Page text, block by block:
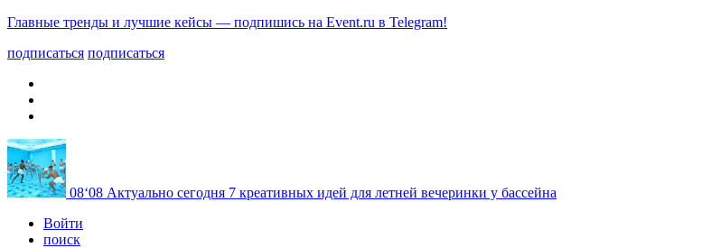
Главные тренды и лучшие кейсы — подпишись на Event.ru в Telegram!
подписаться подписаться
08‘08 Актуально сегодня 7 креативных идей для летней вечеринки у бассейна
Войти
поиск